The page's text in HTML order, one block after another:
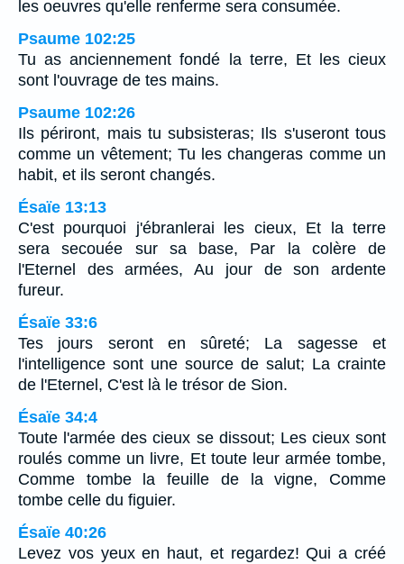
les oeuvres qu'elle renferme sera consumée.
Psaume 102:25
Tu as anciennement fondé la terre, Et les cieux
sont l'ouvrage de tes mains.
Psaume 102:26
Ils périront, mais tu subsisteras; Ils s'useront tous
comme un vêtement; Tu les changeras comme un
habit, et ils seront changés.
Ésaïe 13:13
C'est pourquoi j'ébranlerai les cieux, Et la terre
sera secouée sur sa base, Par la colère de
l'Eternel des armées, Au jour de son ardente
fureur.
Ésaïe 33:6
Tes jours seront en sûreté; La sagesse et
l'intelligence sont une source de salut; La crainte
de l'Eternel, C'est là le trésor de Sion.
Ésaïe 34:4
Toute l'armée des cieux se dissout; Les cieux sont
roulés comme un livre, Et toute leur armée tombe,
Comme tombe la feuille de la vigne, Comme
tombe celle du figuier.
Ésaïe 40:26
Levez vos yeux en haut, et regardez! Qui a créé